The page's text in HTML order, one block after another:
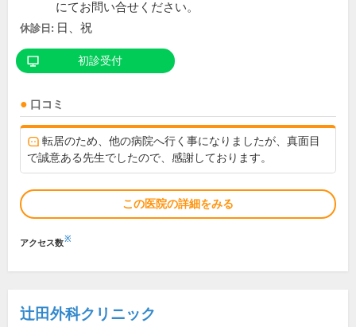
にてお問い合せください。
休診日: 日、祝
初診受付
口コミ
転居のため、他の病院へ行く事になりましたが、真面目
で誠意ある先生でしたので、感謝しております。
この医院の詳細をみる
アクセス数※
辻田外科クリニック